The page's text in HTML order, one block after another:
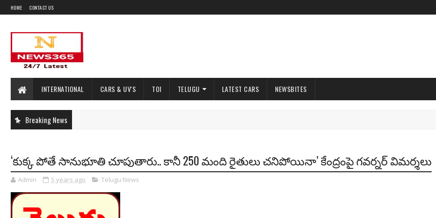
HOME CONTACT US
INTERNATIONAL CARS & UV'S TOI TELUGU LATEST CARS NEWSBITES
Breaking News
‘కుక్క పోతే సానుభూతి చూపుతారు.. కానీ 250 మంది రైతులు చనిపోయినా’ కేంద్రంపై గవర్నర్ విమర్శలు
Admin 5 years ago Telugu News